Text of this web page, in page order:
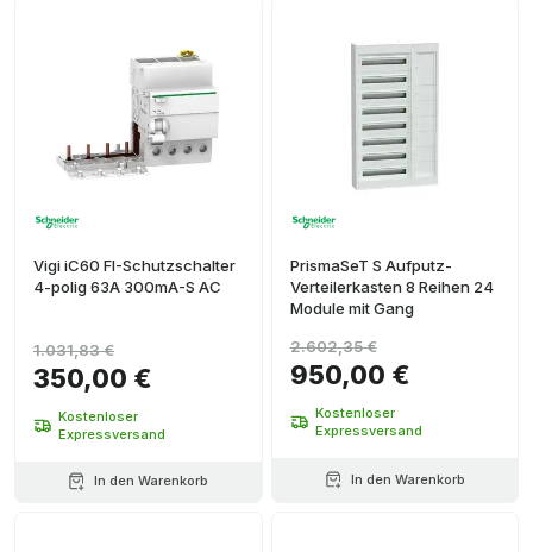
Vigi iC60 FI-Schutzschalter
4-polig 63A 300mA-S AC
350,00 €
1.031,83 €
Kostenloser
Expressversand
In den Warenkorb
PrismaSeT S Aufputz-
Verteilerkasten 8 Reihen 24
Module mit Gang
950,00 €
2.602,35 €
Kostenloser
Expressversand
In den Warenkorb